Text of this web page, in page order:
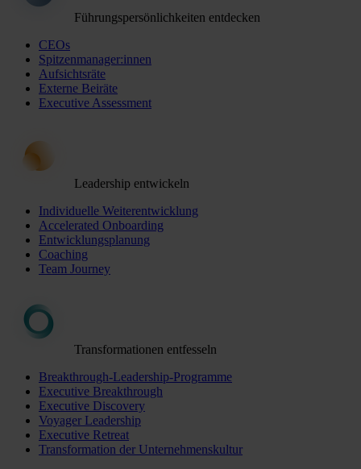
Führungspersönlichkeiten entdecken
CEOs
Spitzenmanager:innen
Aufsichtsräte
Externe Beiräte
Executive Assessment
Leadership entwickeln
Individuelle Weiterentwicklung
Accelerated Onboarding
Entwicklungsplanung
Coaching
Team Journey
Transformationen entfesseln
Breakthrough-Leadership-Programme
Executive Breakthrough
Executive Discovery
Voyager Leadership
Executive Retreat
Transformation der Unternehmenskultur